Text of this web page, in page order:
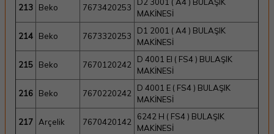
213 Beko 7673420253
D2 3001 ( A4 ) BULAŞIK
MAKİNESİ
214 Beko 7673320253
D1 2001 ( A4 ) BULAŞIK
MAKİNESİ
215 Beko 7670120242
D 4001 EI ( FS4 ) BULAŞIK
MAKİNESİ
216 Beko 7670220242
D 4001 E ( FS4 ) BULAŞIK
MAKİNESİ
217 Arçelik 7670420142
6242 H ( FS4 ) BULAŞIK
MAKİNESİ